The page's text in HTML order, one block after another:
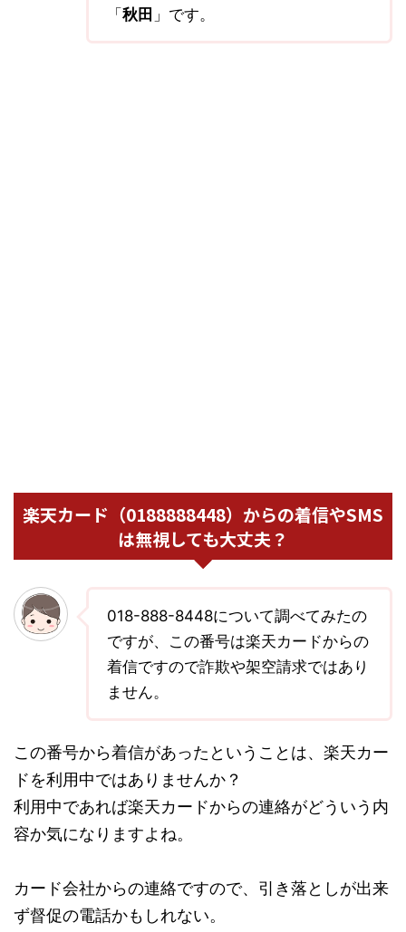
「 秋田 」です。
楽天カード（0188888448）からの着信やSMS
は無視しても大丈夫？
018-888-8448について調べてみたの
ですが、この番号は楽天カードからの
着信ですので詐欺や架空請求ではあり
ません。
この番号から着信があったということは、楽天カー
ドを利用中ではありませんか？
利用中であれば楽天カードからの連絡がどういう内
容か気になりますよね。
カード会社からの連絡ですので、引き落としが出来
ず督促の電話かもしれない。